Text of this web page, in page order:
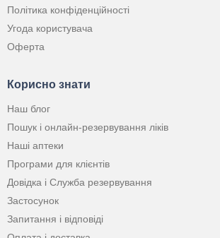
Політика конфіденційності
Угода користувача
Оферта
Корисно знати
Наш блог
Пошук і онлайн-резервування ліків
Наші аптеки
Програми для клієнтів
Довідка і Служба резервування
Застосунок
Запитання і відповіді